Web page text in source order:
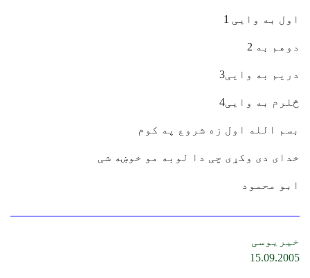
اول به وایی 1
دوهم به 2
دریم به وایی3
څلرم به وایی4
بسم الله اول زه شروع په کوم
خدای دی وکړی چی دا لوبه مو خوښه شی
ابو محمود
خیریوسی
15.09.2005